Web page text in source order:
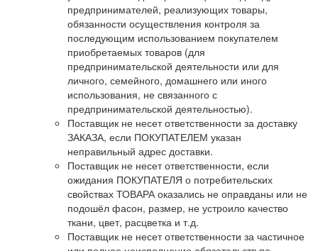
предпринимателей, реализующих товары,
обязанности осуществления контроля за
последующим использованием покупателем
приобретаемых товаров (для
предпринимательской деятельности или для
личного, семейного, домашнего или иного
использования, не связанного с
предпринимательской деятельностью).
Поставщик не несет ответственности за доставку
ЗАКАЗА, если ПОКУПАТЕЛЕМ указан
неправильный адрес доставки.
Поставщик не несет ответственности, если
ожидания ПОКУПАТЕЛЯ о потребительских
свойствах ТОВАРА оказались не оправданы или не
подошёл фасон, размер, не устроило качество
ткани, цвет, расцветка и т.д.
Поставщик не несет ответственности за частичное